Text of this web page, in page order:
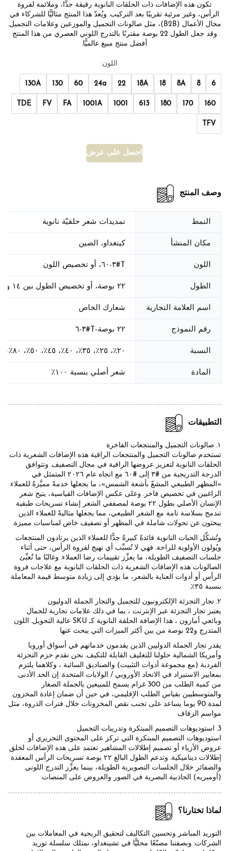
تكون هذه الإضافات ذات الحلقات النانوية رقيقة جدًّا، وملائمة لفروة
الرأس، وغير مرئية تقريبًا بعد التركيب. ويُعدّ هذا المنتج مثاليًّا للشركاء في
مجال الأعمال (B2B)، مثل صالونات التجميل والموزعين وعلامات التجميل.
وقد جعل الطول 22 بوصة مقترنًا بالتدرج اللوني العصري من هذا المنتج
أفضل منتج مبيع عالميًّا.
اللون:
6
8
8A
18
18A
22
24a
60
130
130A
160
170
180
613
1001
1001A
FA
FV
TDE
TFV
احصل على عرض أسعار
وصف المنتج
النمط تمديدات شعر حلقيّة نانوية
مكان المنشأ كينغداو، الصين
اللون T#٣-٦٠، أو تخصيص اللون
الطول ٢٢ بوصة، أو تخصيص الطول بين ١٤ و٣٠ بوصة
اسم العلامة التجارية شعارك الخاص
رقم النموذج ٢٢ بوصة-T#٣-٦
النسبة ٢٠٪، ٢٥٪، ٣٥٪، ٤٠٪، ٤٥٪، ٥٠٪، ٨٠٪، ١٠٠٪
المادة شعر أصلي بنسبة ١٠٠٪
التطبيقات
١. صالونات التجميل والمنتجعات الفاخرة
تستخدم صالونات التجميل والمنتجعات الراقية هذه الإضافات الشعرية ذات
الحلقات النانوية لتعزيز عروضها الراقية في مجال التصفيف. وتتوافق
الدرجة التدريجية من #٣ إلى #٦٠ مع اتجاه عام ٢٠٢٦ المتمثل في
«المظهر الطبيعي المشعّ بأشعة الشمس»، ما يجعلها خدمةً مميَّزةً للعملاء
الراغبين في تخصيص فاخر. وعلى عكس الإضافات القياسية، يتيح شعر
الإنسان الأصلي بطول ٢٢ بوصة لمصففي الشعر إنشاء تسريحات طبقية
تندمج بسلاسة تامة مع الشعر الطبيعي، مما يجعلها مثاليةً للعملاء الذين
يبحثون عن تحولات شاملة في المظهر أو تصفيف خاص لمناسبات مميزة.
وتُشكِّل الحبات النانوية فائدةً كبيرةً جدًّا للعملاء الذين يرتادون المنتجعات
ويُولون الأولوية للراحة. فهي لا تُسبِّب أي تهيج لفروة الرأس، حتى أثناء
جلسات التصفيف الطويلة، ما يعزِّز تقييمات رضا العملاء. وغالبًا ما تُعبِّئ
الصالونات هذه الإضافات الشعرية ذات الحلقات النانوية مع علاجات فروة
الرأس أو أدوات العناية بالشعر، ما يؤدي إلى زيادة متوسط قيمة المعاملة
بنسبة ٣٥٪.
٢. تجار التجزئة الإلكترونيون للتجميل والتجار الجملة الدوليون
يعتبر تجار التجزئة عبر الإنترنت ، بما في ذلك علامات تجارية للجمال
وبائعي أمازون ، هذا الإضافة الحلقة النانوية كـ SKU عالية التحويل. اللون
المتدرج و22 بوصة من بين أكثر الميزات التي يبحث عنها
يقدر تجار الجملة الدوليين الذين يقدمون خدماتهم في أسواق أوروبا
وأمريكا الشمالية حلولنا للتغليف القابلة للتكيف. نحن نقدم حزم التجزئة
الفردية (مع مجموعة أدوات التثبيت) والصناديق السائبة ، وكلاهما يلتزم
بمعايير الاستيراد في الاتحاد الأوروبي / الولايات المتحدة. إن الحد الأدنى
من كمية الطلب من 300 غرام يسمح للمبيعين بالجملة الصغار
والمتوسطيين بقياس الطلب الإقليمي، في حين أن ضمان إعادة المخزون
لمدة 90 يوما يساعد على تجنب نقص المخزونات خلال فترات الذروة، مثل
مواسم الزفاف
3. استوديوهات التصميم المبتكرة وتدريبات التجميل
استوديوهات التصميم المبتكرة التي تركز على المحتوى التحريري أو
عروض الأزياء أو تصميم إطلالات المشاهير تعتمد على هذه الإضافات لخلق
إطلالات ديناميكية. وتدعم الطول البالغ ٢٢ بوصة تسريحات الرأس المعقدة
والضفائر خلال الجلسات التصويرية الطويلة، بينما يعزِّز التدرج اللوني
(أومبريه) الجاذبية البصرية في الصور والعروض على المنصات.
لماذا تختارنا؟
التوريد المباشر وتحسين التكاليف لتحقيق الربحية في المعاملات بين
الشركات: وبصفتنا مصنّعًا محليًّا في تشينغداو، نمتلك سلسلة توريد